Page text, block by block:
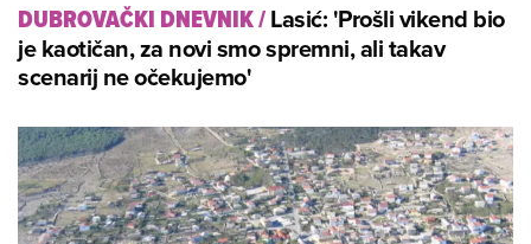
DUBROVAČKI DNEVNIK/Lasić: 'Prošli vikend bio
je kaotičan, za novi smo spremni, ali takav
scenarij ne očekujemo'